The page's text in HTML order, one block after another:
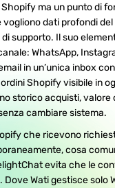
ma un punto di
dati profondi del
supporto. Il suo
WhatsApp,
in un’unica inbox
Shopify visibile in
storico acquisti, valore
cambiare sistema.
che ricevono
cosa
evita che le
Dove Wati gestisce solo